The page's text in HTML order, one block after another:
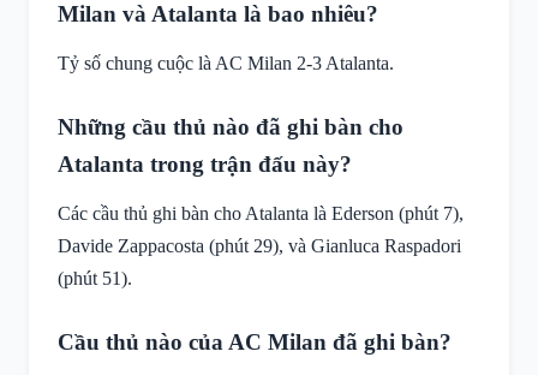
Milan và Atalanta là bao nhiêu?
Tỷ số chung cuộc là AC Milan 2-3 Atalanta.
Những cầu thủ nào đã ghi bàn cho
Atalanta trong trận đấu này?
Các cầu thủ ghi bàn cho Atalanta là Ederson (phút 7),
Davide Zappacosta (phút 29), và Gianluca Raspadori
(phút 51).
Cầu thủ nào của AC Milan đã ghi bàn?